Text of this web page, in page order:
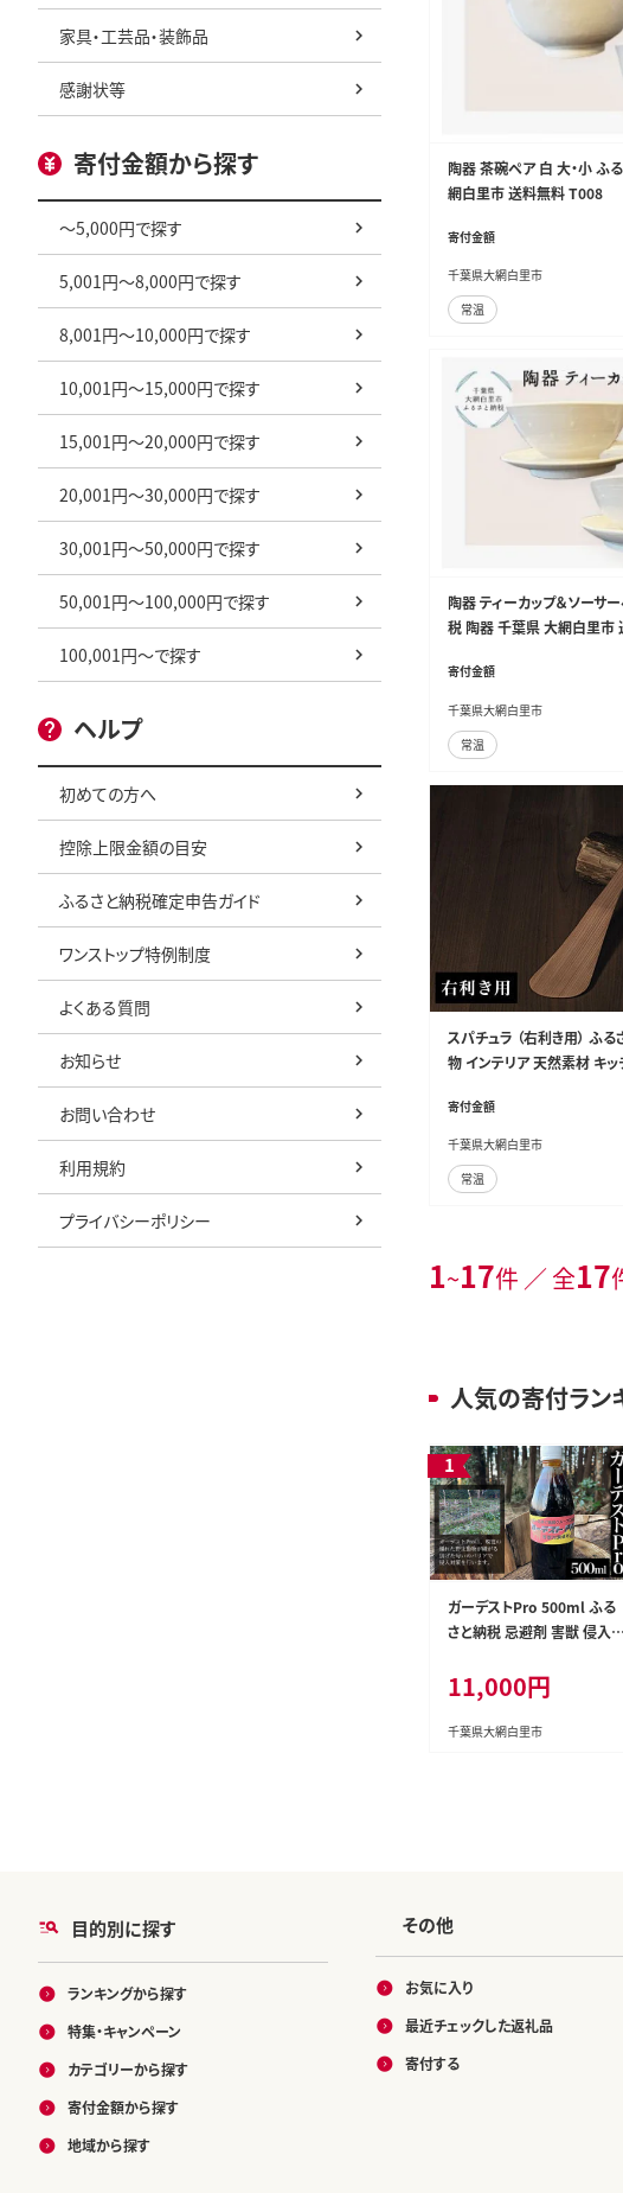
家具・工芸品・装飾品
感謝状等
寄付金額から探す
～5,000円で探す
5,001円～8,000円で探す
8,001円～10,000円で探す
10,001円～15,000円で探す
15,001円～20,000円で探す
20,001円～30,000円で探す
30,001円～50,000円で探す
50,001円～100,000円で探す
100,001円～で探す
ヘルプ
初めての方へ
控除上限金額の目安
ふるさと納税確定申告ガイド
ワンストップ特例制度
よくある質問
お知らせ
お問い合わせ
利用規約
プライバシーポリシー
陶器 茶碗ペア 白 大・小 ふ
網白里市 送料無料 T008
寄付金額
千葉県大網白里市
常温
陶器 ティーカップ＆ソーサ
税 陶器 千葉県 大網白里市
寄付金額
千葉県大網白里市
常温
スパチュラ （右利き用） ふ
物 インテリア 天然素材 キ
寄付金額
千葉県大網白里市
常温
1~17件 ／ 全17
人気の寄付ラン
ガーデストPro 500ml ふる
さと納税 忌避剤 害獣 侵入防
イノシシ対策 鹿対策 シカ対
策 猫除け 猫よけ 犬除け 犬
よけ 千葉県 大網白里市 送
11,000円
千葉県大網白里市
目的別に探す
ランキングから探す
特集・キャンペーン
カテゴリーから探す
寄付金額から探す
地域から探す
その他
お気に入り
最近チェックした返礼品
寄付する